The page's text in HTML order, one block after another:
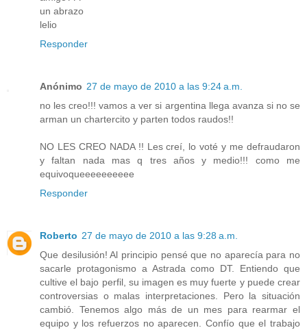
un abrazo
lelio
Responder
Anónimo 27 de mayo de 2010 a las 9:24 a.m.
no les creo!!! vamos a ver si argentina llega avanza si no se
arman un chartercito y parten todos raudos!!
NO LES CREO NADA !! Les creí, lo voté y me defraudaron
y faltan nada mas q tres años y medio!!! como me
equivoqueeeeeeeeee
Responder
Roberto 27 de mayo de 2010 a las 9:28 a.m.
Que desilusión! Al principio pensé que no aparecía para no
sacarle protagonismo a Astrada como DT. Entiendo que
cultive el bajo perfil, su imagen es muy fuerte y puede crear
controversias o malas interpretaciones. Pero la situación
cambió. Tenemos algo más de un mes para rearmar el
equipo y los refuerzos no aparecen. Confío que el trabajo